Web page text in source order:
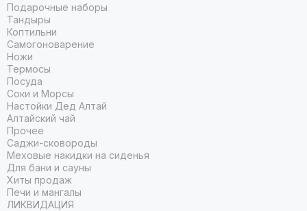
Подарочные наборы
Тандыры
Коптильни
Самогоноварение
Ножи
Термосы
Посуда
Соки и Морсы
Настойки Дед Алтай
Алтайский чай
Прочее
Саджи-сковороды
Меховые накидки на сиденья
Для бани и сауны
Хиты продаж
Печи и мангалы
ЛИКВИДАЦИЯ